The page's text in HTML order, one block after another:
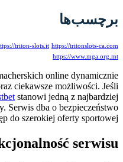
برچسب‌ها
triton-slots.it https://tritonslots-ca.com
https://www.mga.org.mt
online dynamicznie
ciekawsze możliwości. Jeśli
stanowi jedną z najbardziej
Serwis dba o bezpieczeństwo
do szerokiej oferty sportowej.
serwisu